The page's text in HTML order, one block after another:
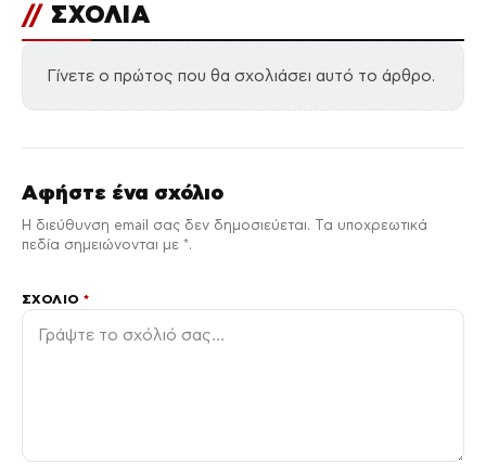
// ΣΧΟΛΙΑ
Γίνετε ο πρώτος που θα σχολιάσει αυτό το άρθρο.
Αφήστε ένα σχόλιο
Η διεύθυνση email σας δεν δημοσιεύεται. Τα υποχρεωτικά
πεδία σημειώνονται με *.
ΣΧΌΛΙΟ*